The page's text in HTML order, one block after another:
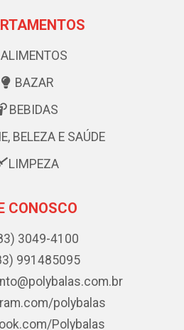
ALIMENTOS
BAZAR
BEBIDAS
BELEZA E SAÚDE
LIMPEZA
CONOSCO
3049-4100
991485095
polybalas
Polybalas